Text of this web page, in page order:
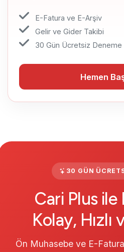
E-Fatura ve E-Arşiv
Gelir ve Gider Takibi
30 Gün Ücretsiz Deneme
Hemen
30 GÜN
Cari Plus ile
Kolay, Hızlı
Ön Muhasebe ve E-